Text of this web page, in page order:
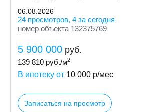
06.08.2026
24 просмотров, 4 за сегодня
номер объекта 132375769
5 900 000 руб.
139 810 руб./м2
В ипотеку от 10 000 р/мес
Записаться на просмотр